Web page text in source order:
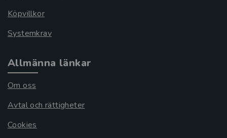
Köpvillkor
Systemkrav
Allmänna länkar
Om oss
Avtal och rättigheter
Cookies